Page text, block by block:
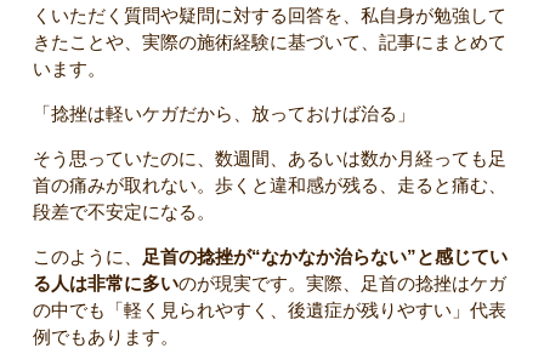
くいただく質問や疑問に対する回答を、私自身が勉強して
きたことや、実際の施術経験に基づいて、記事にまとめて
います。
「捻挫は軽いケガだから、放っておけば治る」
そう思っていたのに、数週間、あるいは数か月経っても足
首の痛みが取れない。歩くと違和感が残る、走ると痛む、
段差で不安定になる。
このように、
足首の捻挫が“なかなか治らない”と感じてい
る人は非常に多いのが現実です。実際、足首の捻挫はケガ
の中でも「軽く見られやすく、後遺症が残りやすい」代表
例でもあります。